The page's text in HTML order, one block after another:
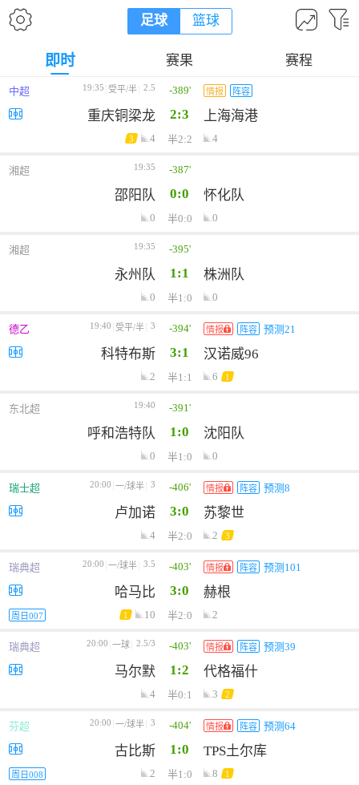
足球 篮球
即时 赛果 赛程
中超 19:35 受平/半 2.5 -389' 情报 阵容
重庆铜梁龙 2:3 上海海港
3 4 半2:2 4
湘超 19:35 -387'
邵阳队 0:0 怀化队
0 半0:0 0
湘超 19:35 -395'
永州队 1:1 株洲队
0 半1:0 0
德乙 19:40 受平/半 3 -394' 情报 阵容 预测21
科特布斯 3:1 汉诺威96
2 半1:1 6 1
东北超 19:40 -391'
呼和浩特队 1:0 沈阳队
0 半1:0 0
瑞士超 20:00 一/球半 3 -406' 情报 阵容 预测8
卢加诺 3:0 苏黎世
4 半2:0 2 3
瑞典超 20:00 一/球半 3.5 -403' 情报 阵容 预测101
哈马比 3:0 赫根
周日007 1 10 半2:0 2
瑞典超 20:00 一球 2.5/3 -403' 情报 阵容 预测39
马尔默 1:2 代格福什
4 半0:1 3 2
芬超 20:00 一/球半 3 -404' 情报 阵容 预测64
古比斯 1:0 TPS土尔库
周日008 2 半1:0 8 1